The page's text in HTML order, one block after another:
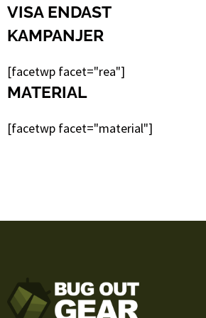
VISA ENDAST
KAMPANJER
[facetwp facet="rea"]
MATERIAL
[facetwp facet="material"]